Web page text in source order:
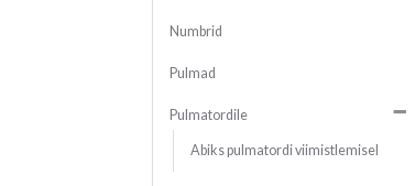
Numbrid
Pulmad
Pulmatordile
Abiks pulmatordi viimistlemisel